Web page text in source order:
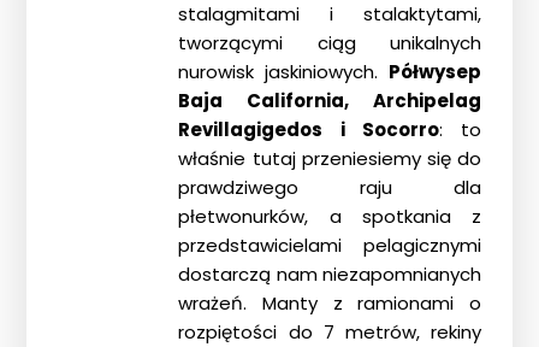
stalagmitami i stalaktytami,
tworzącymi ciąg unikalnych
nurowisk jaskiniowych. Półwysep
Baja California, Archipelag
Revillagigedos i Socorro: to
właśnie tutaj przeniesiemy się do
prawdziwego raju dla
płetwonurków, a spotkania z
przedstawicielami pelagicznymi
dostarczą nam niezapomnianych
wrażeń. Manty z ramionami o
rozpiętości do 7 metrów, rekiny